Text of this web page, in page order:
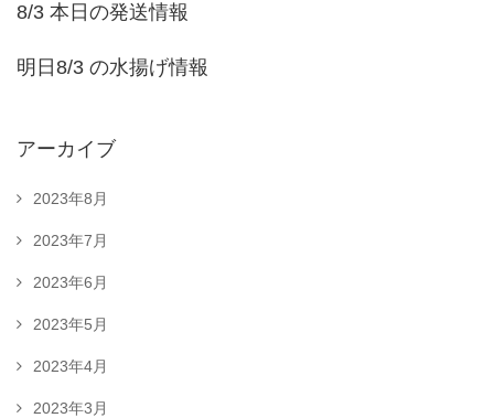
8/3 本日の発送情報
明日8/3 の水揚げ情報
アーカイブ
2023年8月
2023年7月
2023年6月
2023年5月
2023年4月
2023年3月